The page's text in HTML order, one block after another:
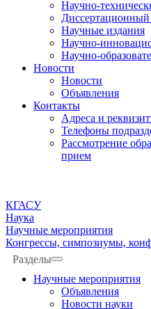
Научно-
Диссертационный
Научные издания
Научно-
Научно-
Новости
Новости
Объявления
Контакты
Адреса и
Телефоны
Рассмотрение
прием
КГАСУ
Наука
Научные мероприятия
Конгрессы, симпозиумы,
Разделы
Научные мероприятия
Объявления
Новости науки